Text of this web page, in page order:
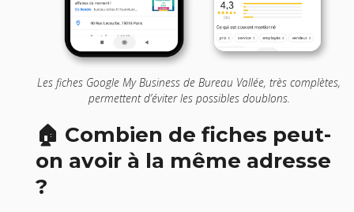
Les fiches Google My Business de Bureau Vallée, très complètes,
permettent d’éviter les possibles doublons.
🏠 Combien de fiches peut-
on avoir à la même adresse
?